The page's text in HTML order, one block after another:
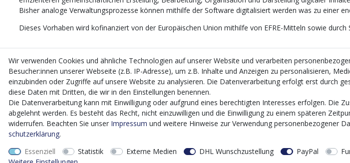
Bisher analoge Verwaltungsprozesse können mithilfe der Software digitalisiert werden was zu einer
Dieses Vorhaben wird kofinanziert von der Europäischen Union mithilfe von EFRE-Mitteln sowie
Wir verwenden Cookies und ähnliche Technologien auf unserer Website und verarbeiten
Besucher:innen unserer Webseite (z.B. IP-Adresse), um z.B. Inhalte und Anzeigen zu personalisieren,
einzubinden oder Zugriffe auf unsere Website zu analysieren. Die Datenverarbeitung erfolgt erst durch
diese Daten mit Dritten, die wir in den Einstellungen benennen.
Die Datenverarbeitung kann mit Einwilligung oder aufgrund eines berechtigten Interesses erfolgen. Die
abgelehnt werden. Es besteht das Recht, nicht einzuwilligen und die Einwilligung zu einem späteren
widerrufen. Beachten Sie unser Impressum und weitere Hinweise zur Verwendung personenbezogener
schutz­erklärung.
Essenziell
Statistik Externe Medien DHL Wunschzustellung PayPal